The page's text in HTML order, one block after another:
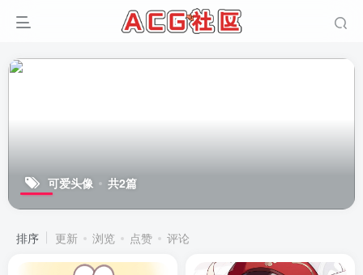
可爱头像 共2篇
排序 更新 浏览 点赞 评论